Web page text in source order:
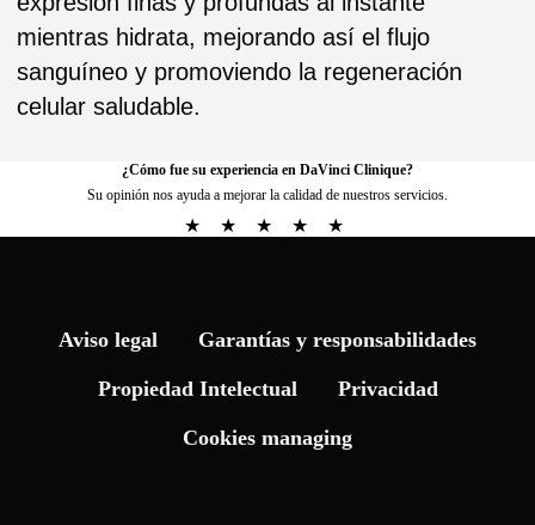
¿Cómo fue su experiencia en DaVinci Clinique?
Su opinión nos ayuda a mejorar la calidad de nuestros servicios.
★ ★ ★ ★ ★
Aviso legal Garantías y responsabilidades
Propiedad Intelectual Privacidad
Cookies managing